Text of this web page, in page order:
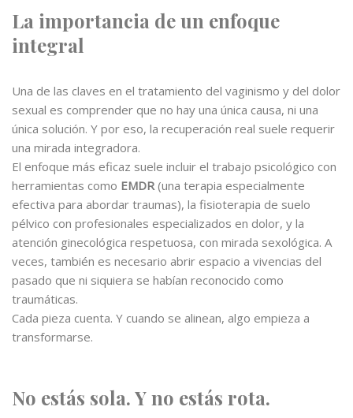
La importancia de un enfoque
integral
Una de las claves en el tratamiento del vaginismo y del dolor
sexual es comprender que no hay una única causa, ni una
única solución. Y por eso, la recuperación real suele requerir
una mirada integradora.
El enfoque más eficaz suele incluir el trabajo psicológico con
herramientas como EMDR (una terapia especialmente
efectiva para abordar traumas), la fisioterapia de suelo
pélvico con profesionales especializados en dolor, y la
atención ginecológica respetuosa, con mirada sexológica. A
veces, también es necesario abrir espacio a vivencias del
pasado que ni siquiera se habían reconocido como
traumáticas.
Cada pieza cuenta. Y cuando se alinean, algo empieza a
transformarse.
No estás sola. Y no estás rota.